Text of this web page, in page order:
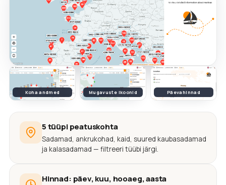
Koha andmed Mugavuste ikoonid Päevahinnad
5 tüüpi peatuskohta
Sadamad, ankrukohad, kaid, suured kaubasadamad
ja kalasadamad — filtreeri tüübi järgi.
Hinnad: päev, kuu, hooaeg, aasta